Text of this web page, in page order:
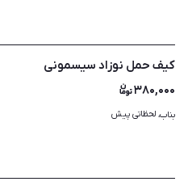
کیف حمل نوزاد سیسمونی
۳۸۰,۰۰۰
بناب، لحظاتی پیش